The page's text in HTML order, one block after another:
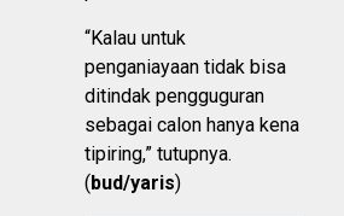
“Kalau untuk
penganiayaan tidak bisa
ditindak pengguguran
sebagai calon hanya kena
tipiring,” tutupnya.
(bud/yaris)